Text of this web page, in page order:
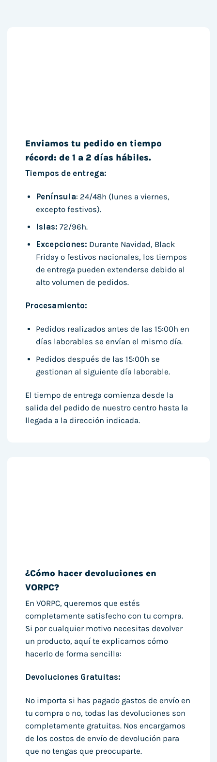
Enviamos tu pedido en tiempo
récord: de 1 a 2 días hábiles.
Tiempos de entrega:
Península: 24/48h (lunes a viernes,
excepto festivos).
Islas: 72/96h.
Excepciones: Durante Navidad, Black
Friday o festivos nacionales, los tiempos
de entrega pueden extenderse debido al
alto volumen de pedidos.
Procesamiento:
Pedidos realizados antes de las 15:00h en
días laborables se envían el mismo día.
Pedidos después de las 15:00h se
gestionan al siguiente día laborable.
El tiempo de entrega comienza desde la
salida del pedido de nuestro centro hasta la
llegada a la dirección indicada.
¿Cómo hacer devoluciones en
VORPC?
En VORPC, queremos que estés
completamente satisfecho con tu compra.
Si por cualquier motivo necesitas devolver
un producto, aquí te explicamos cómo
hacerlo de forma sencilla:
Devoluciones Gratuitas:
No importa si has pagado gastos de envío en
tu compra o no, todas las devoluciones son
completamente gratuitas. Nos encargamos
de los costos de envío de devolución para
que no tengas que preocuparte.